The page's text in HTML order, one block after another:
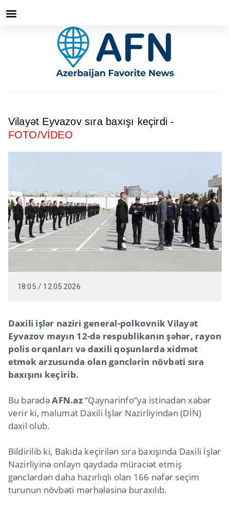
Vilayət Eyvazov sıra baxışı keçirdi -
FOTO/VİDEO
18:05 / 12.05.2026
Daxili işlər naziri general-polkovnik Vilayət
Eyvazov mayın 12-də respublikanın şəhər, rayon
polis orqanları və daxili qoşunlarda xidmət
etmək arzusunda olan gənclərin növbəti sıra
baxışını keçirib.
Bu barədəAFN.az“Qaynarinfo”ya istinadən xəbər
verir ki, məlumat Daxili İşlər Nazirliyindən (DİN)
daxil olub.
Bildirilib ki, Bakıda keçirilən sıra baxışında Daxili İşlər
Nazirliyinə onlayn qaydada müraciət etmiş
gənclərdən daha hazırlıqlı olan 166 nəfər seçim
turunun növbəti mərhələsinə buraxılıb.